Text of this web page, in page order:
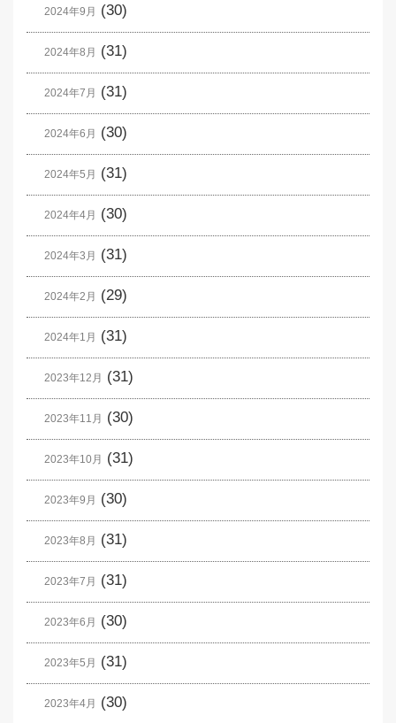
2024年9月 (30)
2024年8月 (31)
2024年7月 (31)
2024年6月 (30)
2024年5月 (31)
2024年4月 (30)
2024年3月 (31)
2024年2月 (29)
2024年1月 (31)
2023年12月 (31)
2023年11月 (30)
2023年10月 (31)
2023年9月 (30)
2023年8月 (31)
2023年7月 (31)
2023年6月 (30)
2023年5月 (31)
2023年4月 (30)